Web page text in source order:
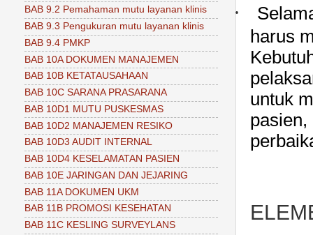
·
harus
untuk
pasien,
BAB 9.2 Pemahaman mutu layanan klinis
BAB 9.3 Pengukuran mutu layanan klinis
BAB 9.4 PMKP
BAB 10A DOKUMEN MANAJEMEN
BAB 10B KETATAUSAHAAN
BAB 10C SARANA PRASARANA
BAB 10D1 MUTU PUSKESMAS
BAB 10D2 MANAJEMEN RESIKO
BAB 10D3 AUDIT INTERNAL
BAB 10D4 KESELAMATAN PASIEN
BAB 10E JARINGAN DAN JEJARING
BAB 11A DOKUMEN UKM
BAB 11B PROMOSI KESEHATAN
BAB 11C KESLING SURVEYLANS